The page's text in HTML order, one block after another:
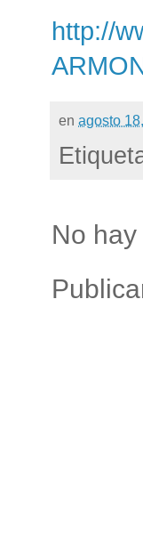
http://
en agosto
No